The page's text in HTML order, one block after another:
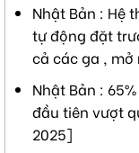
Nhật Bản : Hệ
tự động đặt
cả các ga ,
Nhật Bản :
đầu tiên vượt
2025]